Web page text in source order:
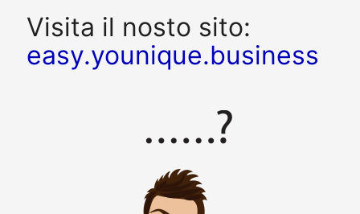
Visita il nosto sito:
easy.younique.business